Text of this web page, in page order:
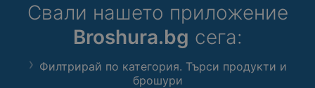
Свали нашето приложение
Broshura.bg сега:
Филтрирай по категория. Търси продукти и
брошури